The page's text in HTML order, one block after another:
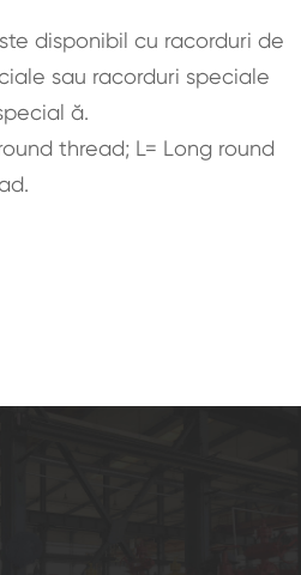
disponibil cu racorduri de
sau racorduri speciale
ă.
thread; L= Long round